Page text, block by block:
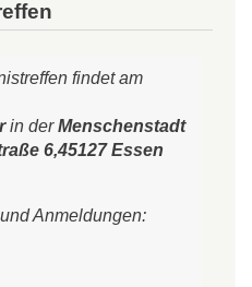
findet am
in derMenschenstadt
6,45127 Essen
Anmeldungen: